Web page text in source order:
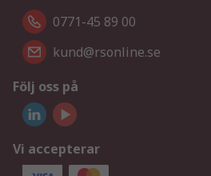
0771-45 89 00
kund@rsonline.se
Följ oss på
Vi accepterar